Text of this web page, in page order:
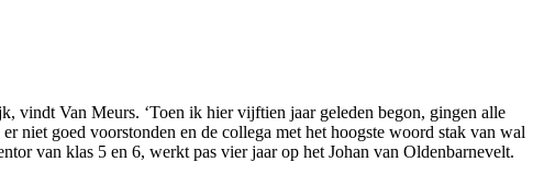
vindt Van Meurs. ‘Toen ik hier vijftien jaar geleden begon, gingen alle
niet goed voorstonden en de collega met het hoogste woord stak van wal
van klas 5 en 6, werkt pas vier jaar op het Johan van Oldenbarnevelt.